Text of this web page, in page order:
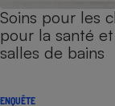
Soins pour les
pour la santé
salles de bains
ENQUÊTE